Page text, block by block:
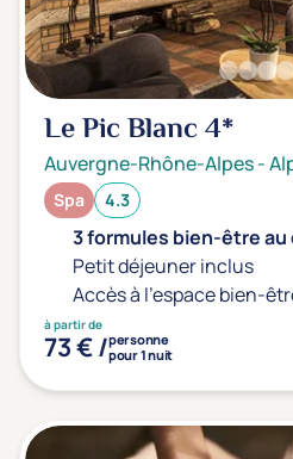
Le Pic Blanc4*
Auvergne-Rhône-Alpes-
Spa 4.3
3 formules bien-être au
Petit déjeuner inclus
Accès à l'espace bien-
à partir de
73 € /personne
pour 1 nuit